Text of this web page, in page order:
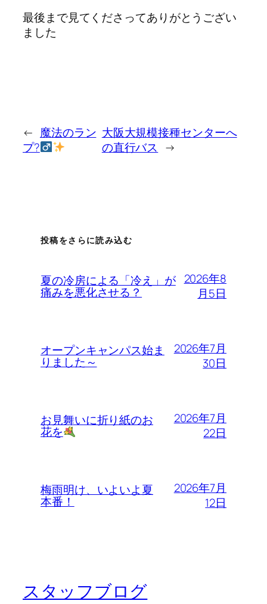
最後まで見てくださってありがとうござい
ました
← 魔法のラン
プ?‍
大阪大規模接種センターへ
の直行バス →
投稿をさらに読み込む
夏の冷房による「冷え」が
痛みを悪化させる？
2026年8
月5日
オープンキャンパス始ま
りました～
2026年7月
30日
お見舞いに折り紙のお
花を
2026年7月
22日
梅雨明け、いよいよ夏
本番！
2026年7月
12日
スタッフブログ